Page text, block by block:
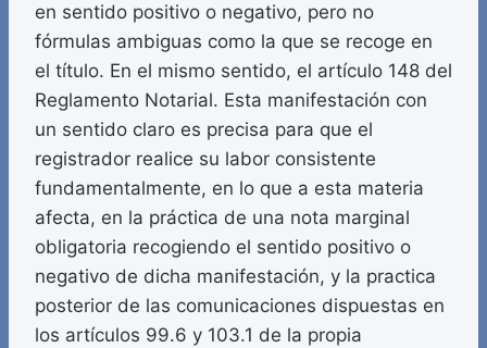
en sentido positivo o negativo, pero no
fórmulas ambiguas como la que se recoge en
el título. En el mismo sentido, el artículo 148 del
Reglamento Notarial. Esta manifestación con
un sentido claro es precisa para que el
registrador realice su labor consistente
fundamentalmente, en lo que a esta materia
afecta, en la práctica de una nota marginal
obligatoria recogiendo el sentido positivo o
negativo de dicha manifestación, y la practica
posterior de las comunicaciones dispuestas en
los artículos 99.6 y 103.1 de la propia